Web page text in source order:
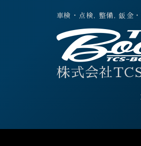
車検・点検, 整備, 鈑金
株式会社